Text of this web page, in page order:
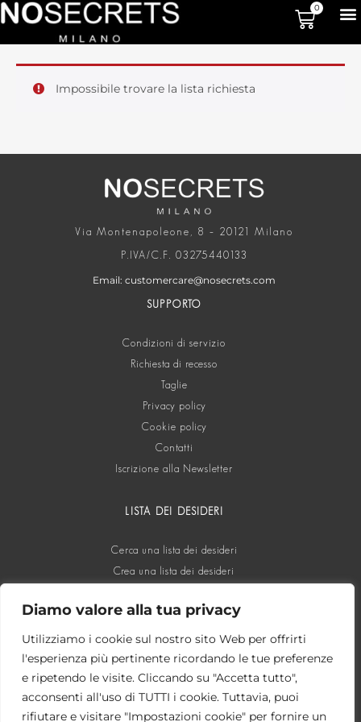
Diamo valore alla tua privacy
Utilizziamo i cookie sul nostro sito Web per offrirti
l'esperienza più pertinente ricordando le tue preferenze
e ripetendo le visite. Cliccando su "Accetta tutto",
acconsenti all'uso di TUTTI i cookie. Tuttavia, puoi
rifiutare e visitare "Impostazioni cookie" per fornire un
0
Impossibile trovare la lista richiesta
Via Montenapoleone, 8 – 20121 Milano
P.IVA/C.F. 03275440133
Email: customercare@nosecrets.com
SUPPORTO
Condizioni di servizio
Richiesta di recesso
Taglie
Privacy policy
Cookie policy
Contatti
Iscrizione alla Newsletter
LISTA DEI DESIDERI
Cerca una lista dei desideri
Crea una lista dei desideri
SOCIAL